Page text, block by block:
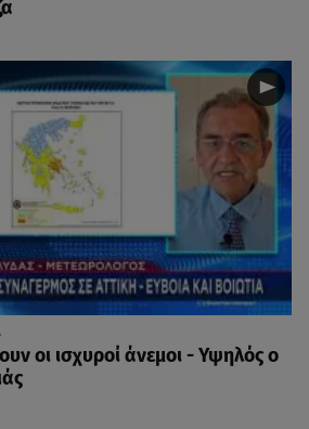
οι ισχυροί άνεμοι - Υψηλός ο